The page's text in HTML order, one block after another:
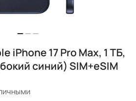
iPhone 17 Pro Max, 1 ТБ,
синий) SIM+eSIM